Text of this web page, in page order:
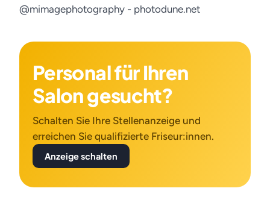
@mimagephotography - photodune.net
Personal für Ihren
Salon gesucht?
Schalten Sie Ihre Stellenanzeige und
erreichen Sie qualifizierte Friseur:innen.
Anzeige schalten